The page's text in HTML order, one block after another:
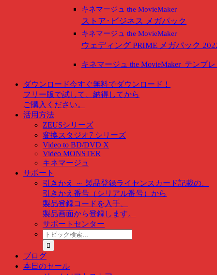
キネマージュ the MovieMaker
ストア･ビジネス メガパック
キネマージュ the MovieMaker
ウェディング PRIME メガパック
キネマージュ the MovieMakerテンプ
ダウンロード今すぐ無料でダウンロード！
フリー版で試して、納得してから
ご購入ください。
活用方法
ZEUSシリーズ
変換スタジオ7 シリーズ
Video to BD/DVD X
Video MONSTER
キネマージュ
サポート
引きかえ ～ 製品登録ライセンスカード記載の、
引きかえ番号（シリアル番号）から
製品登録コードを入手、
製品画面から登録します。
サポートセンター
ト
ピ
ッ
ク
ブログ
本日のセール